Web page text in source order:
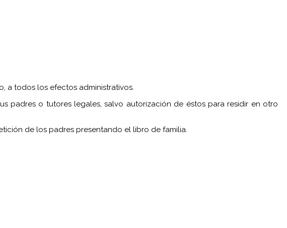
a todos los efectos administrativos.
padres o tutores legales, salvo autorización de éstos para residir en otro
de los padres presentando el libro de familia.